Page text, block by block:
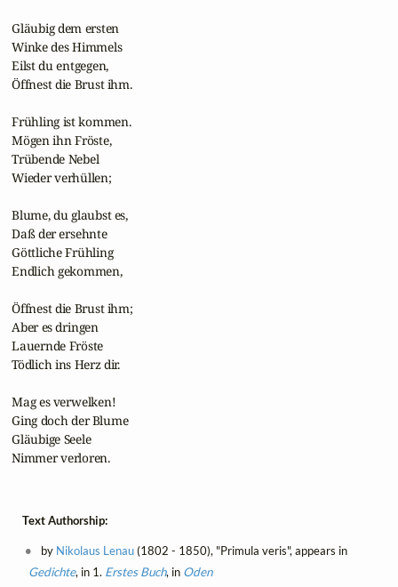
Gläubig dem ersten
Winke des Himmels
Eilst du entgegen,
Öffnest die Brust ihm.
Frühling ist kommen.
Mögen ihn Fröste,
Trübende Nebel
Wieder verhüllen;
Blume, du glaubst es,
Daß der ersehnte
Göttliche Frühling
Endlich gekommen,
Öffnest die Brust ihm;
Aber es dringen
Lauernde Fröste
Tödlich ins Herz dir.
Mag es verwelken!
Ging doch der Blume
Gläubige Seele
Nimmer verloren.
Text Authorship:
by Nikolaus Lenau(1802 - 1850), "Primula veris", appears in
Gedichte, in 1. Erstes Buch, in Oden